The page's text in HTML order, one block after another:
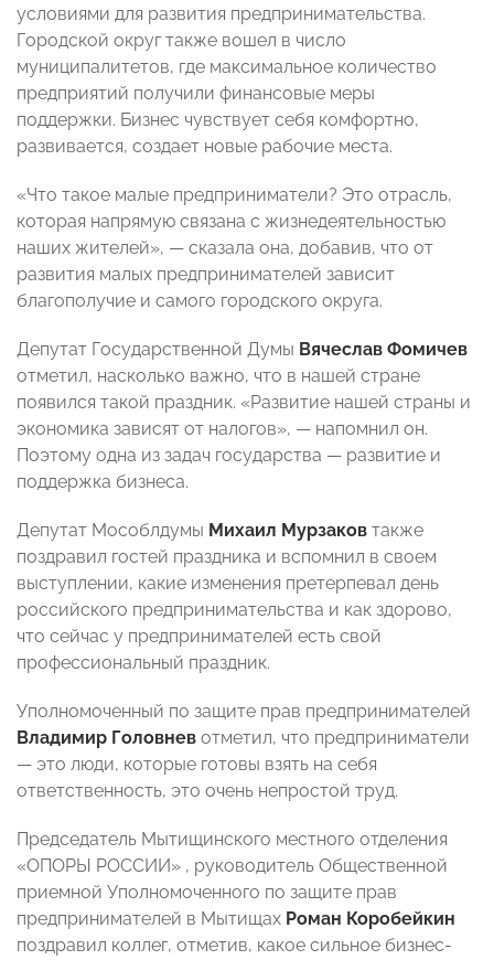
условиями для развития предпринимательства.
Городской округ также вошел в число
муниципалитетов, где максимальное количество
предприятий получили финансовые меры
поддержки. Бизнес чувствует себя комфортно,
развивается, создает новые рабочие места.
«Что такое малые предприниматели? Это отрасль,
которая напрямую связана с жизнедеятельностью
наших жителей», — сказала она, добавив, что от
развития малых предпринимателей зависит
благополучие и самого городского округа.
Депутат Государственной Думы Вячеслав Фомичев
отметил, насколько важно, что в нашей стране
появился такой праздник. «Развитие нашей страны и
экономика зависят от налогов», — напомнил он.
Поэтому одна из задач государства — развитие и
поддержка бизнеса.
Депутат Мособлдумы Михаил Мурзаков также
поздравил гостей праздника и вспомнил в своем
выступлении, какие изменения претерпевал день
российского предпринимательства и как здорово,
что сейчас у предпринимателей есть свой
профессиональный праздник.
Уполномоченный по защите прав предпринимателей
Владимир Головнев отметил, что предприниматели
— это люди, которые готовы взять на себя
ответственность, это очень непростой труд.
Председатель Мытищинского местного отделения
«ОПОРЫ РОССИИ» , руководитель Общественной
приемной Уполномоченного по защите прав
предпринимателей в Мытищах Роман Коробейкин
поздравил коллег, отметив, какое сильное бизнес-